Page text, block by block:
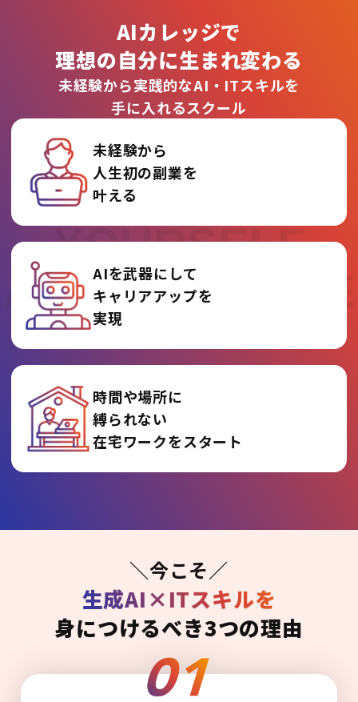
REINVENT
YOURSELF
AT AI COLLEGE
AIカレッジで
理想の自分に生まれ変わる
未経験から実践的なAI・ITスキルを
手に入れるスクール
未経験から
人生初の副業を
叶える
AIを武器にして
キャリアアップを
実現
時間や場所に
縛られない
在宅ワークをスタート
＼今こそ／
生成AI×ITスキルを
身につけるべき3つの理由